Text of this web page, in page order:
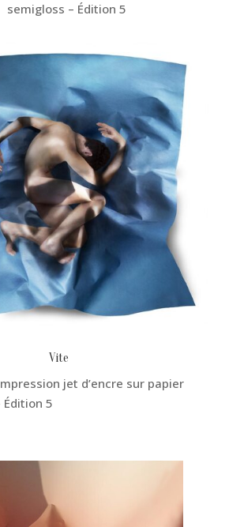
semigloss – Édition 5
Vite
jet d’encre sur papier
Édition 5